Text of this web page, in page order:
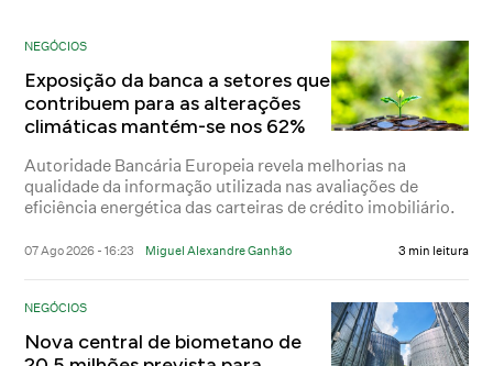
NEGÓCIOS
Exposição da banca a setores que
contribuem para as alterações
climáticas mantém-se nos 62%
Autoridade Bancária Europeia revela melhorias na
qualidade da informação utilizada nas avaliações de
eficiência energética das carteiras de crédito imobiliário.
07 Ago 2026 - 16:23 Miguel Alexandre Ganhão 3 min leitura
NEGÓCIOS
Nova central de biometano de